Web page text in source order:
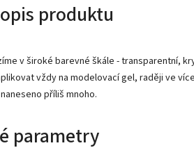
produktu
v široké barevné škále - transparentní,
vždy na modelovací gel, raději ve
příliš mnoho.
parametry